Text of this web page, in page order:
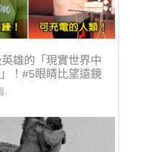
雄的「現實世界中
！#5眼睛比望遠鏡
外的細節！
.